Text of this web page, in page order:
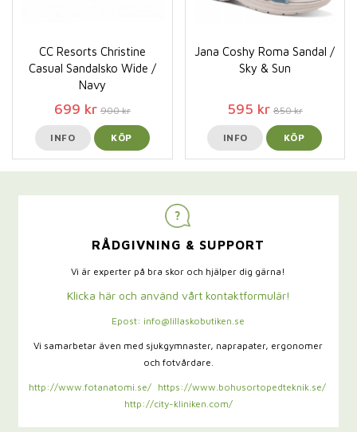
CC Resorts Christine
Casual Sandalsko Wide /
Navy
699 kr 900 kr
INFO KÖP
Jana Coshy Roma Sandal /
Sky & Sun
595 kr 850 kr
INFO KÖP
RÅDGIVNING & SUPPORT
Vi är experter på bra skor och hjälper dig gärna!
Klicka här och använd vårt kontaktformulär!
Epost: info@lillaskobutiken.se
Vi samarbetar även med sjukgymnaster, naprapater, ergonomer
och fotvårdare.
http://www.fotanatomi.se/
https://www.bohusortopedteknik.se/
http://city-kliniken.com/